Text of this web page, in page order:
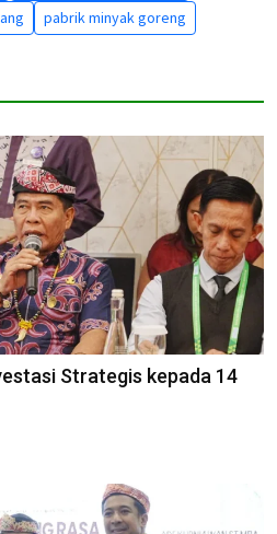
pabrik minyak goreng
Strategis kepada 14